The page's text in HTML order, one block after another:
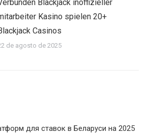
Blackjack inoffizieller
Kasino spielen 20+
Casinos
de agosto de 2025
для ставок в Беларуси на 2025